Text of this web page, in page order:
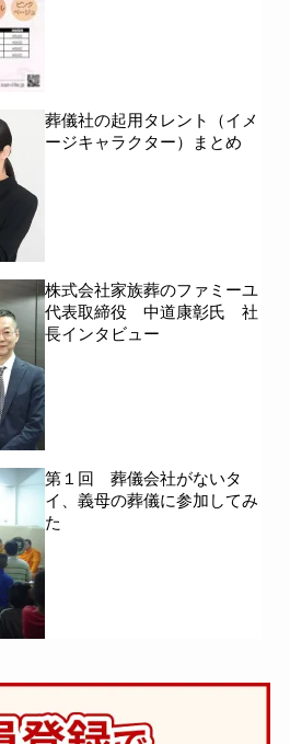
葬儀社の起用タレント（イメ
ージキャラクター）まとめ
株式会社家族葬のファミーユ
代表取締役 中道康彰氏 社
長インタビュー
第１回 葬儀会社がないタ
イ、義母の葬儀に参加してみ
た